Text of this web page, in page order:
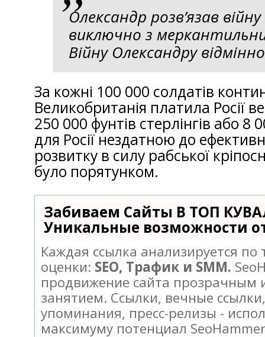
Олександр розв’язав
виключно з
Війну Олександру
За кожні 100 000 солдатів
Великобританія платила Росії
250 000 фунтів стерлінгів або 8
для Росії нездатною до
розвитку в силу рабської
було порятунком.
Забиваем Сайты В ТОП
Уникальные возможности
Каждая ссылка анализируется
оценки: SEO, Трафик и SMM.
продвижение сайта прозрачным
занятием. Ссылки, вечные
упоминания, пресс-релизы -
максимуму потенциал